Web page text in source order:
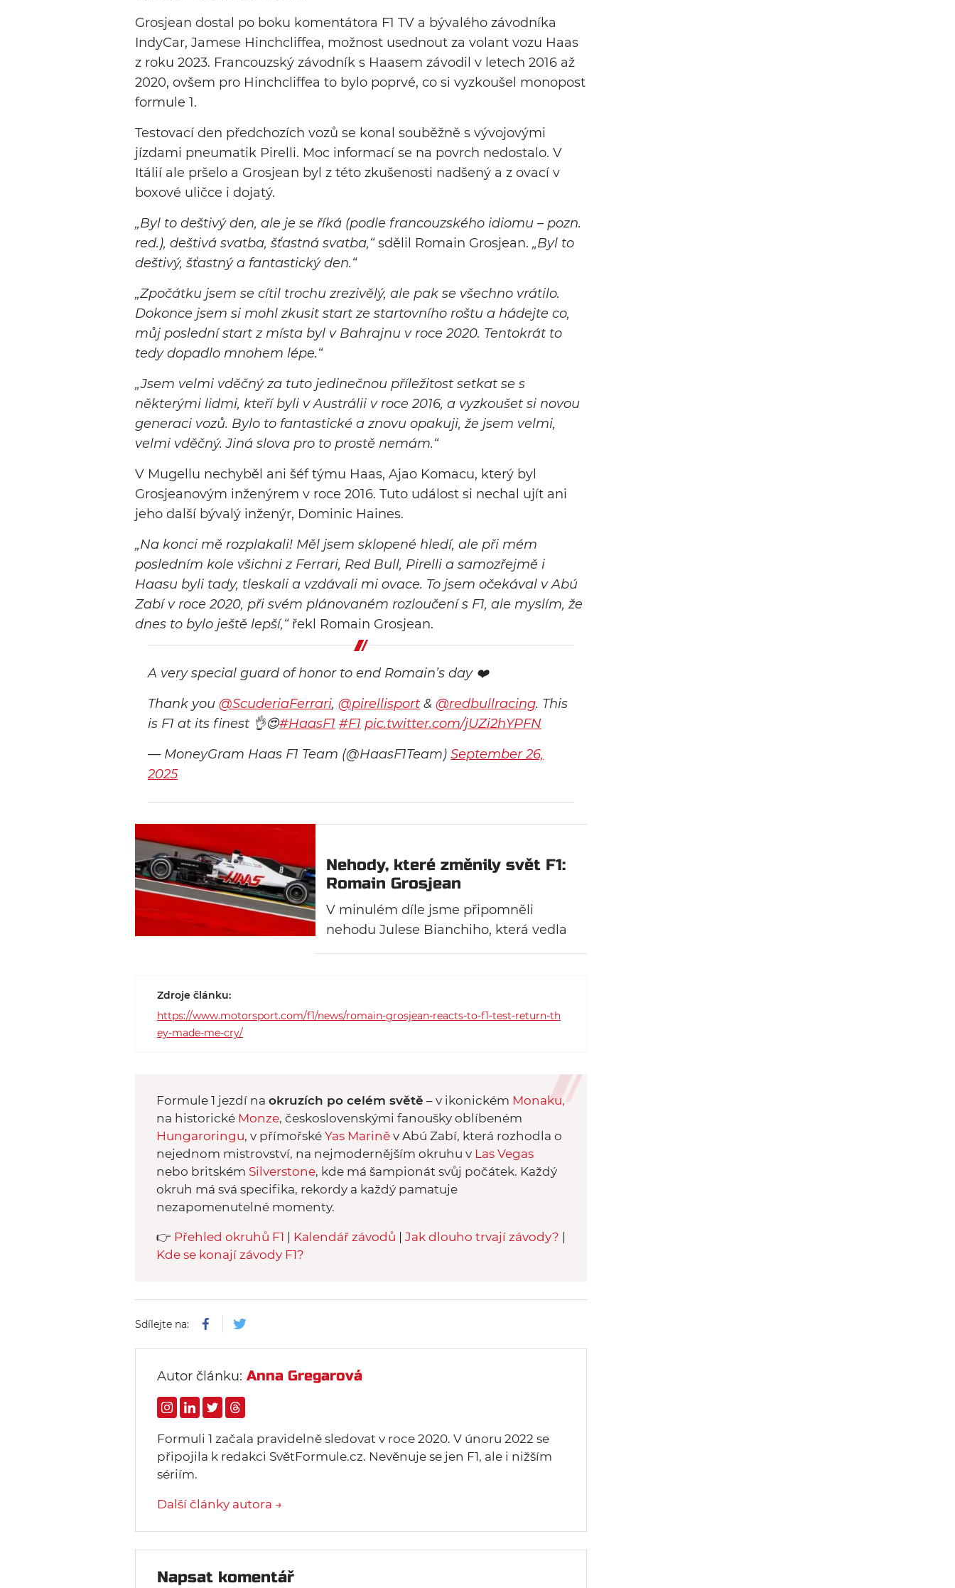
Grosjean dostal po boku komentátora F1 TV a bývalého závodníka
IndyCar, Jamese Hinchcliffea, možnost usednout za volant vozu Haas
z roku 2023. Francouzský závodník s Haasem závodil v letech 2016 až
2020, ovšem pro Hinchcliffea to bylo poprvé, co si vyzkoušel monopost
formule 1.
Testovací den předchozích vozů se konal souběžně s vývojovými
jízdami pneumatik Pirelli. Moc informací se na povrch nedostalo. V
Itálií ale pršelo a Grosjean byl z této zkušenosti nadšený a z ovací v
boxové uličce i dojatý.
„Byl to deštivý den, ale je se říká (podle francouzského idiomu – pozn.
red.), deštivá svatba, šťastná svatba,“sdělil Romain Grosjean. „Byl to
deštivý, šťastný a fantastický den.“
„Zpočátku jsem se cítil trochu zrezivělý, ale pak se všechno vrátilo.
Dokonce jsem si mohl zkusit start ze startovního roštu a hádejte co,
můj poslední start z místa byl v Bahrajnu v roce 2020. Tentokrát to
tedy dopadlo mnohem lépe.“
„Jsem velmi vděčný za tuto jedinečnou příležitost setkat se s
některými lidmi, kteří byli v Austrálii v roce 2016, a vyzkoušet si novou
generaci vozů. Bylo to fantastické a znovu opakuji, že jsem velmi,
velmi vděčný. Jiná slova pro to prostě nemám.“
V Mugellu nechyběl ani šéf týmu Haas, Ajao Komacu, který byl
Grosjeanovým inženýrem v roce 2016. Tuto událost si nechal ujít ani
jeho další bývalý inženýr, Dominic Haines.
„Na konci mě rozplakali! Měl jsem sklopené hledí, ale při mém
posledním kole všichni z Ferrari, Red Bull, Pirelli a samozřejmě i
Haasu byli tady, tleskali a vzdávali mi ovace. To jsem očekával v Abú
Zabí v roce 2020, při svém plánovaném rozloučení s F1, ale myslím, že
dnes to bylo ještě lepší,“řekl Romain Grosjean.
A very special guard of honor to end Romain’s day ❤️
Thank you@ScuderiaFerrari,@pirellisport &@redbullracing. This
is F1 at its finest 👌😍#HaasF1 #F1 pic.twitter.com/jUZi2hYPFN
— MoneyGram Haas F1 Team (@HaasF1Team)September 26,
2025
Nehody, které změnily svět F1:
Romain Grosjean
V minulém díle jsme připomněli
nehodu Julese Bianchiho, která vedla
k vytvoření ochranného systému halo.
zachránil život. Své o tom ví i Romain
Zdroje článku:
https://www.motorsport.com/f1/news/romain-grosjean-reacts-to-f1-test-return-th
ey-made-me-cry/
Formule 1 jezdí na okruzích po celém světě – v ikonickém Monaku,
na historické Monze, československými fanoušky oblíbeném
Hungaroringu, v přímořské Yas Marině v Abú Zabí, která rozhodla o
nejednom mistrovství, na nejmodernějším okruhu v Las Vegas
nebo britském Silverstone, kde má šampionát svůj počátek. Každý
okruh má svá specifika, rekordy a každý pamatuje
nezapomenutelné momenty.
👉 Přehled okruhů F1 Kalendář závodů Jak dlouho trvají závody?
Kde se konají závody F1?
Sdílejte na:
Autor článku: Anna Gregarová
Formuli 1 začala pravidelně sledovat v roce 2020. V únoru 2022 se
připojila k redakci SvětFormule.cz. Nevěnuje se jen F1, ale i nižším
sériím.
Další články autora →
Napsat komentář